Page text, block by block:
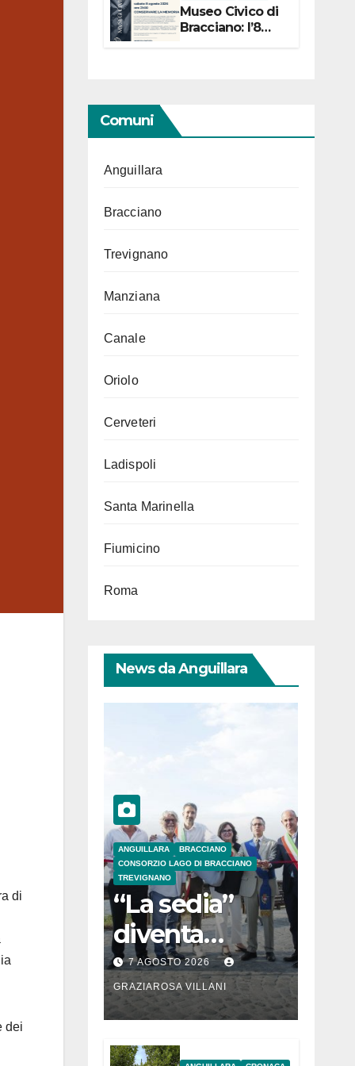
di
dei
Museo Civico di
Bracciano: l’8
Comuni
Anguillara
Bracciano
Trevignano
Manziana
Canale
Oriolo
Cerveteri
Ladispoli
Santa Marinella
Fiumicino
Roma
News da Anguillara
ANGUILLARA
BRACCIANO
CONSORZIO LAGO DI BRACCIANO
TREVIGNANO
“La sedia”
diventa
Belvedere sul
lago di
Bracciano: ieri
l’inaugurazion
7 AGOSTO 2026
GRAZIAROSA VILLANI